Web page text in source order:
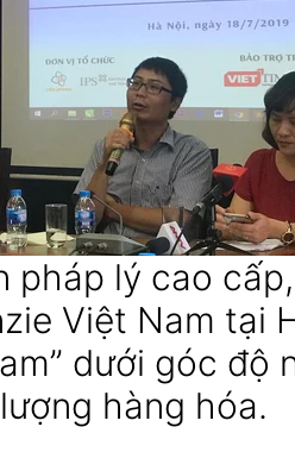
pháp lý cao
Việt Nam tại
dưới góc độ
hàng hóa.